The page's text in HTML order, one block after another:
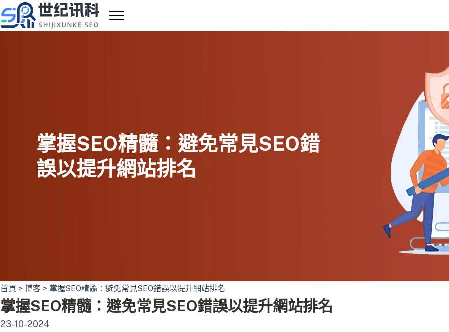
Skip
to
content
掌握SEO精髓：避免常見SEO錯
誤以提升網站排名
首頁 > 博客 > 掌握SEO精髓：避免常見SEO錯誤以提升網站排名
掌握SEO精髓：避免常見SEO錯誤以提升網站排名
23-10-2024